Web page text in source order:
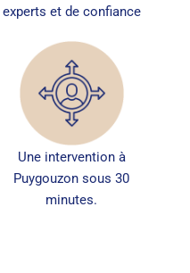
experts et de confiance
Une intervention à
Puygouzon sous 30
minutes.